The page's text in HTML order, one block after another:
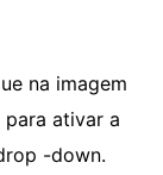
na imagem
ativar a
-down.